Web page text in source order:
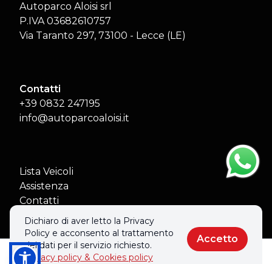
Chiama
Autoparco Aloisi srl
P.IVA 03682610757
Via Taranto 297, 73100 - Lecce (LE)
Contatti
+39 0832 247195
info@autoparcoaloisi.it
Lista Veicoli
Assistenza
Contatti
Aiuti di Stato
Dichiaro di aver letto la Privacy
Policy e acconsento al trattamento
dei dati per il servizio richiesto.
Privacy policy & Cookies policy
Accetto